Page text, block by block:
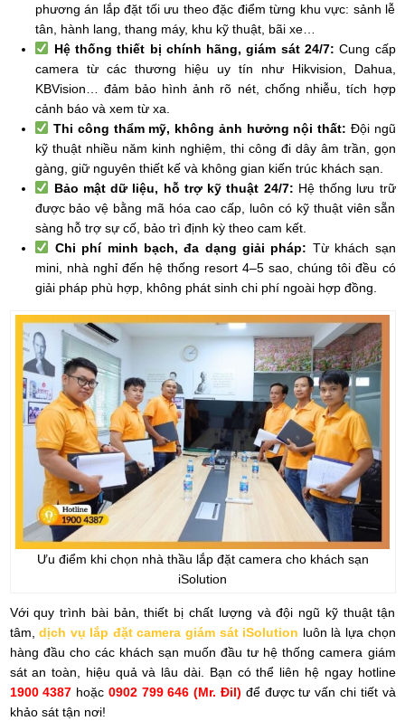
phương án lắp đặt tối ưu theo đặc điểm từng khu vực: sảnh lễ
tân, hành lang, thang máy, khu kỹ thuật, bãi xe…
Hệ thống thiết bị chính hãng, giám sát 24/7: Cung cấp
camera từ các thương hiệu uy tín như Hikvision, Dahua,
KBVision… đảm bảo hình ảnh rõ nét, chống nhiễu, tích hợp
cảnh báo và xem từ xa.
Thi công thẩm mỹ, không ảnh hưởng nội thất: Đội ngũ
kỹ thuật nhiều năm kinh nghiệm, thi công đi dây âm trần, gọn
gàng, giữ nguyên thiết kế và không gian kiến trúc khách sạn.
Bảo mật dữ liệu, hỗ trợ kỹ thuật 24/7: Hệ thống lưu trữ
được bảo vệ bằng mã hóa cao cấp, luôn có kỹ thuật viên sẵn
sàng hỗ trợ sự cố, bảo trì định kỳ theo cam kết.
Chi phí minh bạch, đa dạng giải pháp: Từ khách sạn
mini, nhà nghỉ đến hệ thống resort 4–5 sao, chúng tôi đều có
giải pháp phù hợp, không phát sinh chi phí ngoài hợp đồng.
Ưu điểm khi chọn nhà thầu lắp đặt camera cho khách sạn
iSolution
Với quy trình bài bản, thiết bị chất lượng và đội ngũ kỹ thuật tận
tâm,dịch vụ lắp đặt camera giám sát iSolution luôn là lựa chọn
hàng đầu cho các khách sạn muốn đầu tư hệ thống camera giám
sát an toàn, hiệu quả và lâu dài. Bạn có thể liên hệ ngay hotline
1900 4387 hoặc 0902 799 646 (Mr. Đil) để được tư vấn chi tiết và
khảo sát tận nơi!